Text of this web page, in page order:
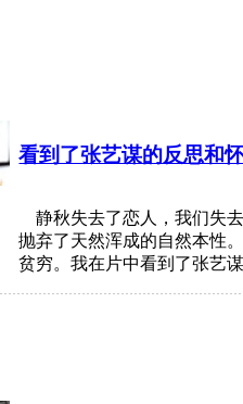
看到了张艺谋的反思和
静秋失去了恋人，我们失
抛弃了天然浑成的自然本性
贫穷。我在片中看到了张艺